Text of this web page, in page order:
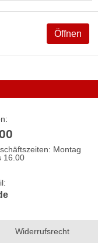
Öffnen
Montag
16.00
Widerrufsrecht